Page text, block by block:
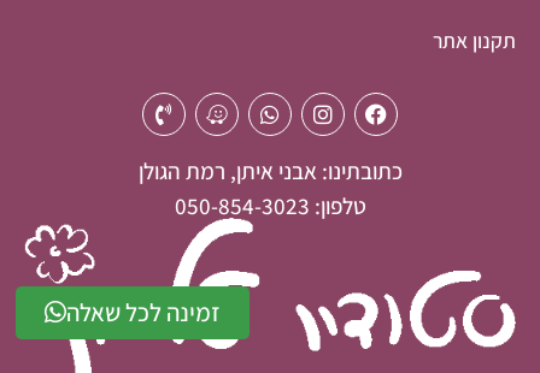
תקנון אתר
כתובתינו: אבני איתן, רמת הגולן
טלפון: 050-854-3023
זמינה לכל שאלה